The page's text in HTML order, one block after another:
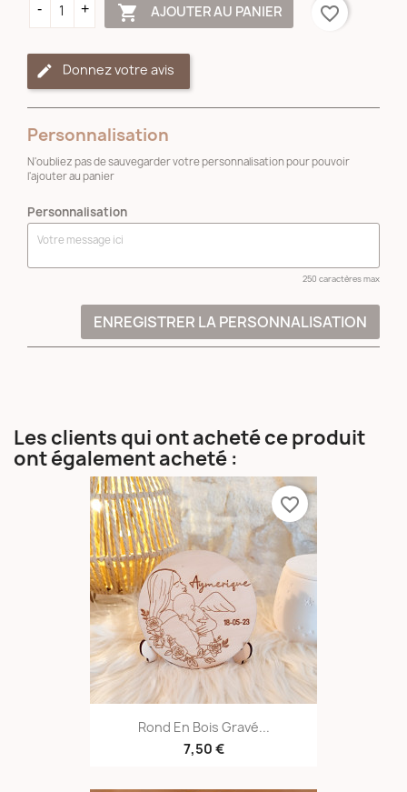
 AJOUTER AU PANIER favorite_border
Donnez votre avis
Personnalisation
N'oubliez pas de sauvegarder votre personnalisation pour pouvoir
l'ajouter au panier
Personnalisation
250 caractères max
ENREGISTRER LA PERSONNALISATION
Les clients qui ont acheté ce produit
ont également acheté :
Rond En Bois Gravé...
7,50 €
favorite_border